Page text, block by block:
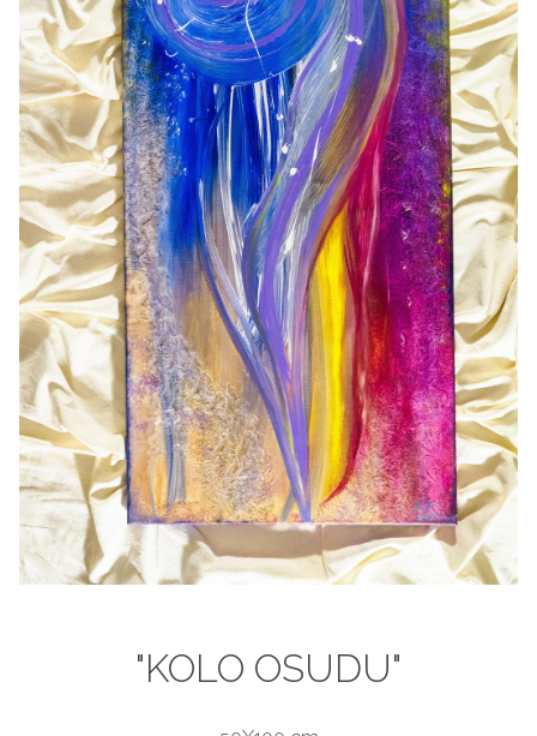
"KOLO OSUDU"